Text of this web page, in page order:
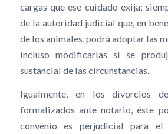
cargas que ese cuidado exija;
de la autoridad judicial que, en
de los animales, podrá adoptar las
incluso modificarlas si se
sustancial de las circunstancias.
Igualmente, en los divorcios
formalizados ante notario, éste
convenio es perjudicial para